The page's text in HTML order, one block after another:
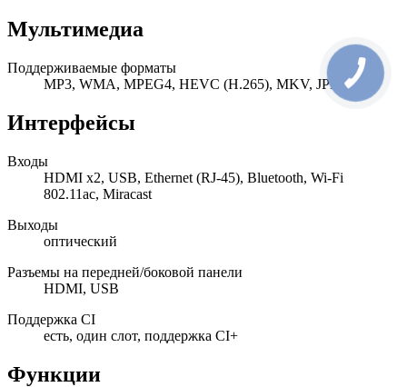
Мультимедиа
Поддерживаемые форматы
MP3, WMA, MPEG4, HEVC (H.265), MKV, JPEG
Интерфейсы
Входы
HDMI x2, USB, Ethernet (RJ-45), Bluetooth, Wi-Fi
802.11ac, Miracast
Выходы
оптический
Разъемы на передней/боковой панели
HDMI, USB
Поддержка CI
есть, один слот, поддержка CI+
Функции